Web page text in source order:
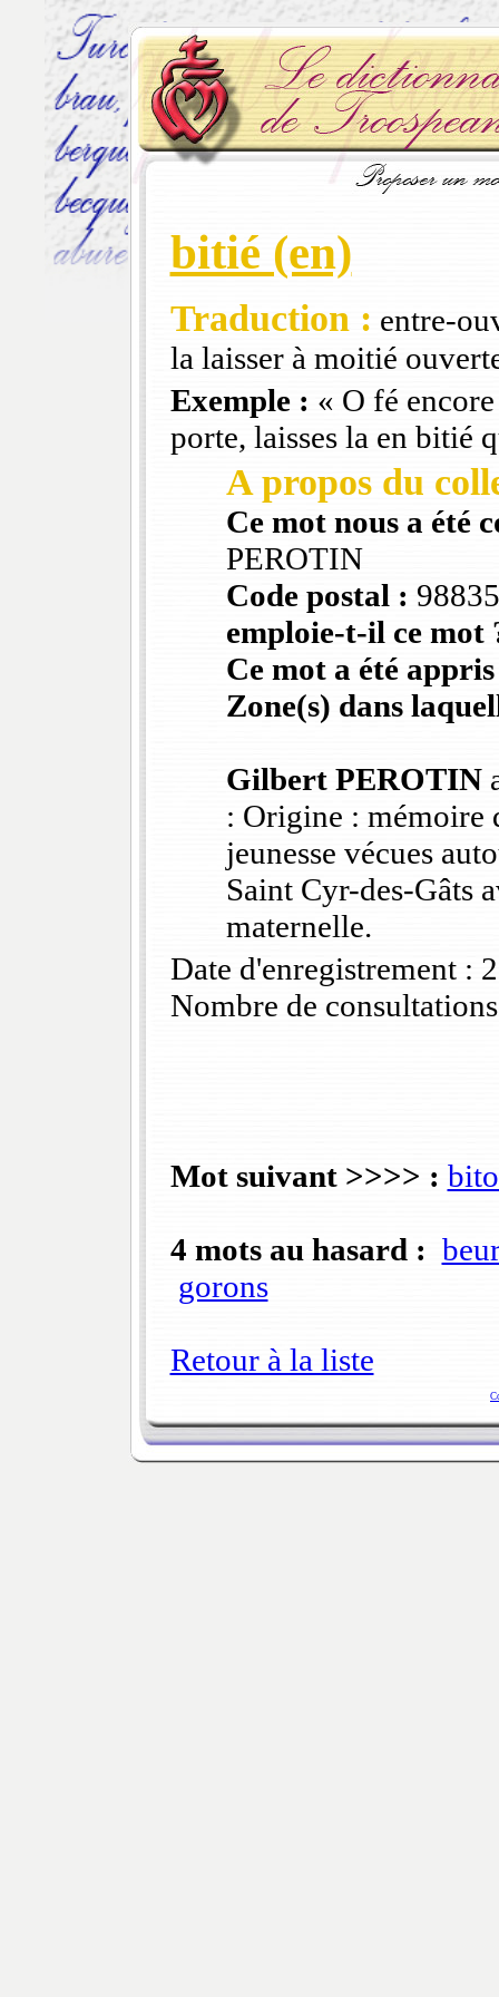
bitié (en)
Traduction : entre-
la laisser à moitié
Exemple : « O fé
porte, laisses la en bitié
A propos du
Ce mot nous a été
PEROTIN
Code postal :
emploie-t-il ce mot
Ce mot a été
Zone(s) dans
Gilbert PEROTIN
: Origine : mémoire
jeunesse vécues
Saint Cyr-des-Gâts
maternelle.
Date d'enregistrement :
Nombre de
Mot suivant >>>> :
4 mots au hasard :
gorons
Retour à la liste